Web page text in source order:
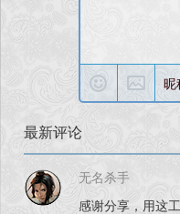
4.增加删除地图功能
等。。。。。 详细内容请
流星.NET 地图名称修改工
昵
最新评论
无名杀手
感谢分享，用这